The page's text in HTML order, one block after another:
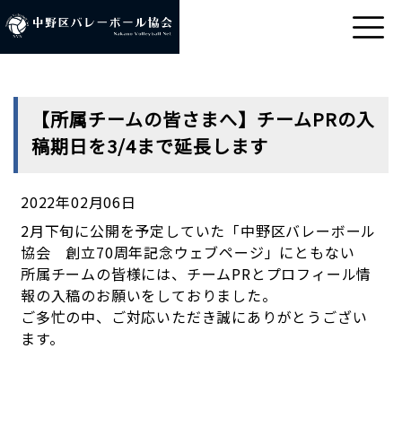
【所属チームの皆さまへ】チームPRの入
稿期日を3/4まで延長します
2022年02月06日
2月下旬に公開を予定していた「中野区バレーボール
協会 創立70周年記念ウェブページ」にともない
所属チームの皆様には、チームPRとプロフィール情
報の入稿のお願いをしておりました。
ご多忙の中、ご対応いただき誠にありがとうござい
ます。